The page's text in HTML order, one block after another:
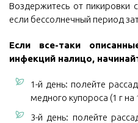
Воздержитесь от пикировки
если бессолнечный период
Если все-таки
инфекций налицо,
1-й день: полейте
медного купороса (1 г
3-й день: полейте